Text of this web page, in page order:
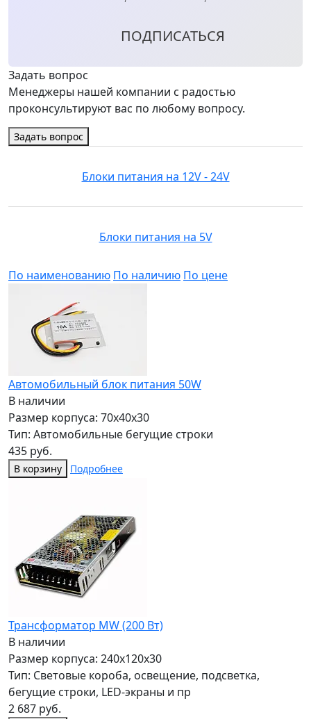
ПОДПИСАТЬСЯ
Задать вопрос
Менеджеры нашей компании с радостью
проконсультируют вас по любому вопросу.
Задать вопрос
Блоки питания на 12V - 24V
Блоки питания на 5V
По наименованию По наличию По цене
Автомобильный блок питания 50W
В наличии
Размер корпуса: 70x40x30
Тип: Автомобильные бегущие строки
435 руб.
В корзину Подробнее
Трансформатор MW (200 Вт)
В наличии
Размер корпуса: 240x120x30
Тип: Световые короба, освещение, подсветка,
бегущие строки, LED-экраны и пр
2 687 руб.